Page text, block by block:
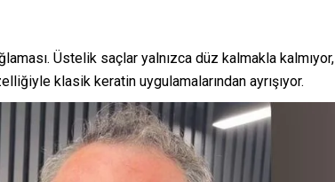
Üstelik saçlar yalnızca düz kalmakla kalmıyor,
klasik keratin uygulamalarından ayrışıyor.